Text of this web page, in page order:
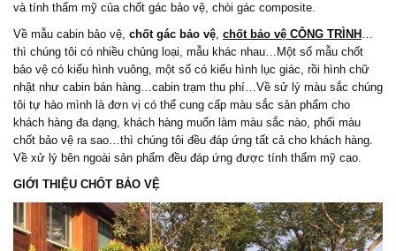
và tính thẩm mỹ của chốt gác bảo vệ, chòi gác composite.
Về mẫu cabin bảo vệ, chốt gác bảo vệ, chốt bảo vệ CÔNG TRÌNH …
thì chúng tôi có nhiều chủng loại, mẫu khác nhau…Một số mẫu chốt
bảo vệ có kiểu hình vuông, một số có kiểu hình lục giác, rồi hình chữ
nhật như cabin bán hàng…cabin trạm thu phí…Về sử lý màu sắc chúng
tôi tự hào mình là đơn vị có thể cung cấp màu sắc sản phẩm cho
khách hàng đa dạng, khách hàng muốn làm màu sắc nào, phối màu
chốt bảo vệ ra sao…thì chúng tôi đều đáp ứng tất cả cho khách hàng.
Về xử lý bên ngoài sản phẩm đều đáp ứng được tính thẩm mỹ cao.
GIỚI THIỆU CHỐT BẢO VỆ